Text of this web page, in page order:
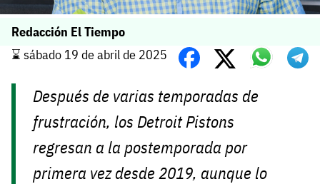
Redacción El Tiempo
⌛️ sábado 19 de abril de 2025
Después de varias temporadas de
frustración, los Detroit Pistons
regresan a la postemporada por
primera vez desde 2019, aunque lo